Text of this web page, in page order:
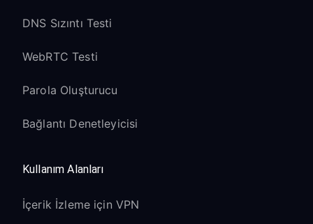
DNS Sızıntı Testi
WebRTC Testi
Parola Oluşturucu
Bağlantı Denetleyicisi
Kullanım Alanları
İçerik İzleme için VPN